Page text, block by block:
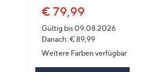
€ 79,99
Gültig bis 09.08.2026
Danach: € 89,99
Weitere Farben verfügbar